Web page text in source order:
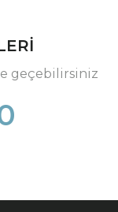
geçebilirsiniz